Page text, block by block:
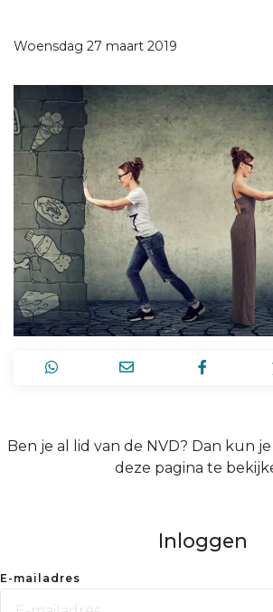
Woensdag 27 maart 2019
Ben je al lid van de NVD? Dan kun
deze pagina te
Inloggen
E-mailadres